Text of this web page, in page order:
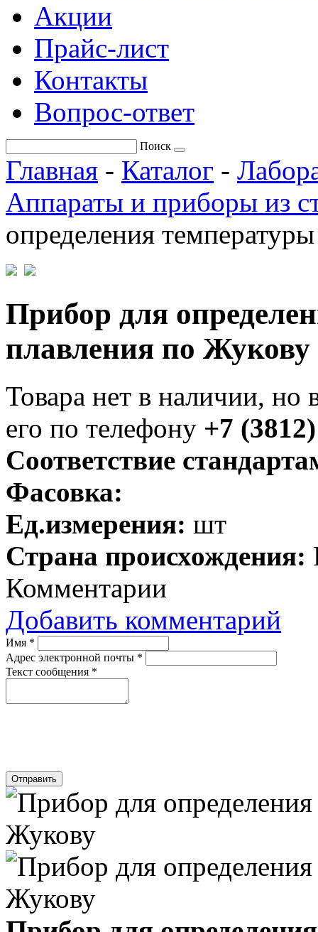
Акции
Прайс-лист
Контакты
Вопрос-ответ
Поиск
Главная - Каталог -
Аппараты и приборы из
определения
Прибор для
плавления по Жукову
Товара нет в наличии, но
его по телефону +7
Соответствие
Фасовка:
Ед.измерения: шт
Страна происхождения:
Комментарии
Добавить комментарий
Имя *
Адрес электронной почты *
Текст сообщения *
Отправить